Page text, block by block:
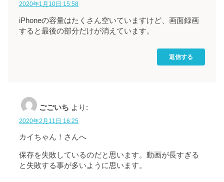
2020年1月10日 15:58
iPhoneの容量はたくさん空いていますけど、画面録画
すると最後の部分だけが消えています。
返信する
ごごいち より:
2020年2月11日 16:25
カイちゃん！さんへ
保存を失敗しているのだと思います。動画が長すぎる
と失敗する事が多いように思います。